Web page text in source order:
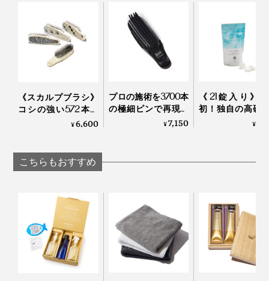
ストレスも徹底的に抑えた逸品です。
『MANGETSU（満月）』『SINGETSU（新月）』を使
えば使うほど、髪と肌にいいだけでなく、時短やコスト
削減、水や環境への配慮も叶います。
SINGETSU
SINGETSU ジャムレ
ーベル 満月・新月
ーベル 満月・新月
《スカルプブラシ》
コシの強い572本の
ピンが、皮脂汚れを
¥6,600
プロの施術を3700本
の極細ピンで再現す
る「トリートメント
¥7,150
《21錠入り》
初！独自の高硬
イクロカプセル
¥
こちらもおすすめ